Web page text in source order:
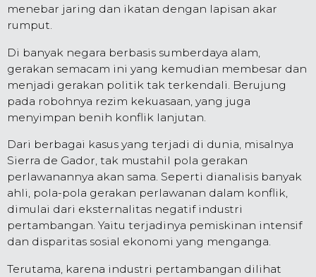
menebar jaring dan ikatan dengan lapisan akar
rumput.
Di banyak negara berbasis sumberdaya alam,
gerakan semacam ini yang kemudian membesar dan
menjadi gerakan politik tak terkendali. Berujung
pada robohnya rezim kekuasaan, yang juga
menyimpan benih konflik lanjutan.
Dari berbagai kasus yang terjadi di dunia, misalnya
Sierra de Gador, tak mustahil pola gerakan
perlawanannya akan sama. Seperti dianalisis banyak
ahli, pola-pola gerakan perlawanan dalam konflik,
dimulai dari eksternalitas negatif industri
pertambangan. Yaitu terjadinya pemiskinan intensif
dan disparitas sosial ekonomi yang menganga.
Terutama, karena industri pertambangan dilihat